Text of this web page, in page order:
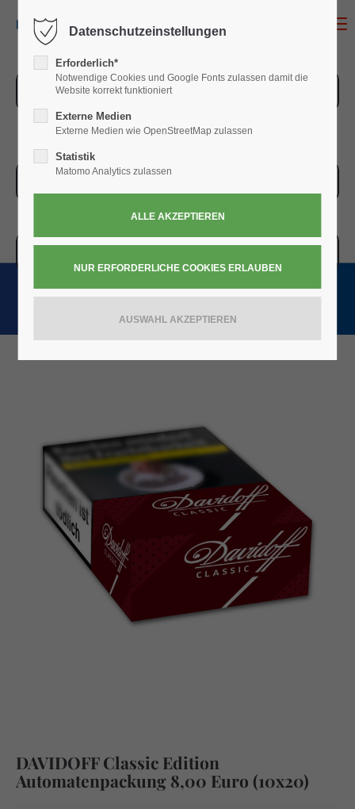
ZUR ÜBERSICHT
DAVIDOFF Classic Edition
Automatenpackung 8,00 Euro (10x20)
Datenschutzeinstellungen
Erforderlich*
Notwendige Cookies und Google Fonts zulassen damit die
Website korrekt funktioniert
Externe Medien
Externe Medien wie OpenStreetMap zulassen
Statistik
Matomo Analytics zulassen